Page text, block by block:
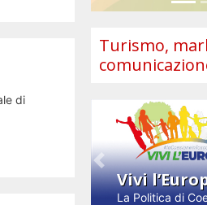
di
Turismo,
Vivi
La Politica di
Previous